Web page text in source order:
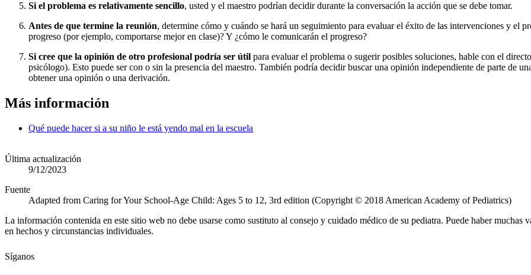
Si el problema es relativamente sencillo, usted y el maestro podrían decidir durante la conversación la acción que se debe tomar.
Antes de que termine la reunión, determine cómo y cuándo se hará un seguimiento para evaluar el éxito de las intervenciones y el
progreso (por ejemplo, comportarse mejor en clase)? Y ¿cómo le comunicarán el progreso?
Si cree que la opinión de otro profesional podría ser útil para evaluar el problema o sugerir posibles soluciones, hable con el
psicólogo). Esto puede ser con o sin la presencia del maestro. También podría decidir buscar una opinión independiente de parte de
obtener una opinión o una derivación.
Más información
Qué puede hacer si a su niño le está yendo mal en la escuela
Última actualización
9/12/2023
Fuente
Adapted from Caring for Your School-Age Child: Ages 5 to 12, 3rd edition (Copyright © 2018 American Academy of Pediatrics)
La información contenida en este sitio web no debe usarse como sustituto al consejo y cuidado médico de su pediatra. Puede haber muchas
en hechos y circunstancias individuales.
Síganos